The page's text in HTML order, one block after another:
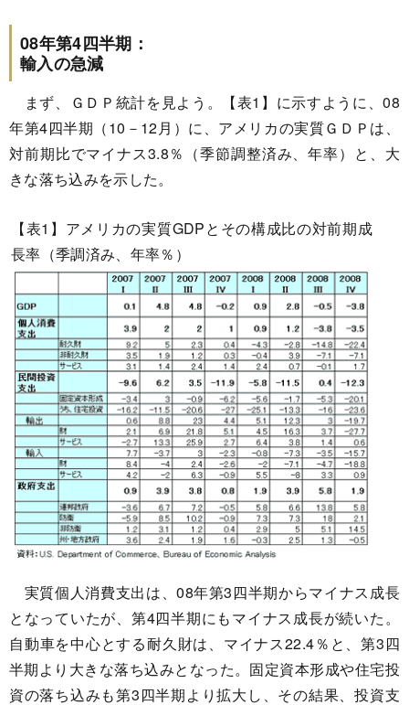
08年第4四半期：
輸入の急減
まず、ＧＤＰ統計を見よう。【表1】に示すように、08
年第4四半期（10－12月）に、アメリカの実質ＧＤＰは、
対前期比でマイナス3.8％（季節調整済み、年率）と、大
きな落ち込みを示した。
【表1】アメリカの実質GDPとその構成比の対前期成
長率（季調済み、年率％）
実質個人消費支出は、08年第3四半期からマイナス成長
となっていたが、第4四半期にもマイナス成長が続いた。
自動車を中心とする耐久財は、マイナス22.4％と、第3四
半期より大きな落ち込みとなった。固定資本形成や住宅投
資の落ち込みも第3四半期より拡大し、その結果、投資支